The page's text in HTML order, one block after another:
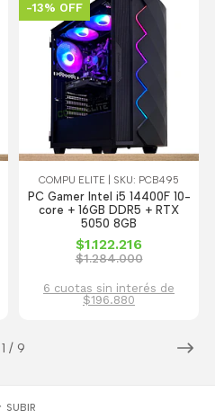
1 / 9
-13% OFF
COMPU ELITE | SKU: PCB495
PC Gamer Intel i5 14400F 10-
core + 16GB DDR5 + RTX
5050 8GB
$1.122.216
$1.284.000
6 cuotas sin interés de
$196.880
SUBIR